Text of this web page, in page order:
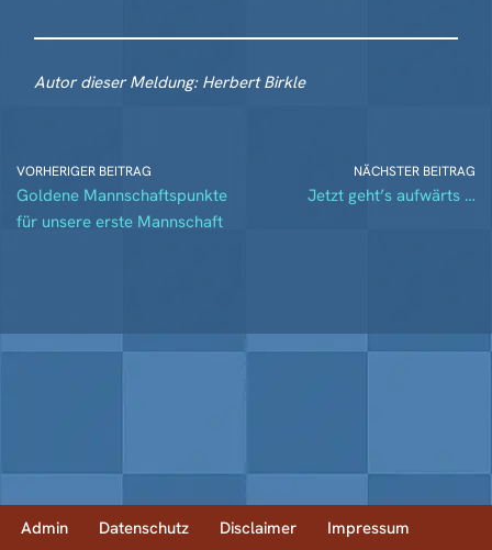
Autor dieser Meldung: Herbert Birkle
VORHERIGER BEITRAG
Goldene Mannschaftspunkte
für unsere erste Mannschaft
NÄCHSTER BEITRAG
Jetzt geht’s aufwärts …
Admin Datenschutz Disclaimer Impressum